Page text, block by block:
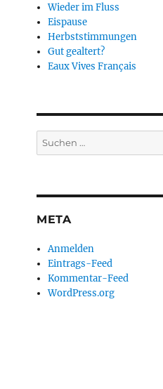
Wieder im Fluss
Eispause
Herbststimmungen
Gut gealtert?
Eaux Vives Français
Suchen
nach:
META
Anmelden
Eintrags-Feed
Kommentar-Feed
WordPress.org